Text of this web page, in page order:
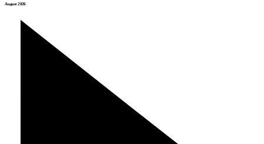
August 2026